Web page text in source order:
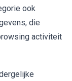
ook
die
activiteit